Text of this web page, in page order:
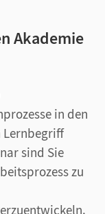
Akademie
in den
Lernbegriff
sind Sie
zu